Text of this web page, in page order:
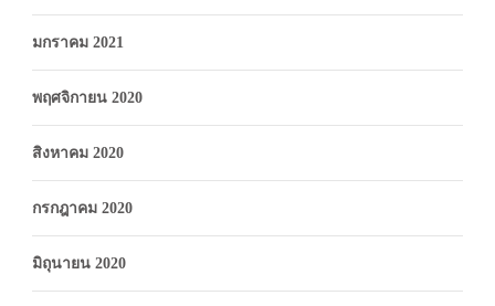
มกราคม 2021
พฤศจิกายน 2020
สิงหาคม 2020
กรกฎาคม 2020
มิถุนายน 2020